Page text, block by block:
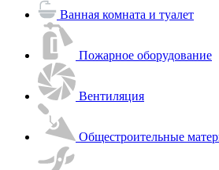
Ванная комната и туалет
Пожарное оборудование
Вентиляция
Общестроительные